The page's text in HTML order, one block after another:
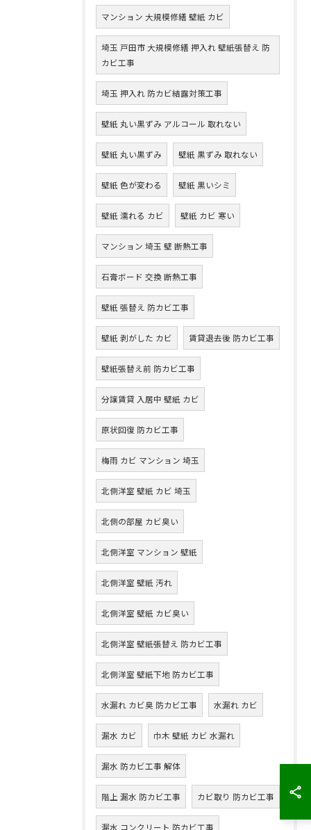
マンション 大規模修繕 壁紙 カビ
埼玉 戸田市 大規模修繕 押入れ 壁紙張替え 防
カビ工事
埼玉 押入れ 防カビ結露対策工事
壁紙 丸い黒ずみ アルコール 取れない
壁紙 丸い黒ずみ 壁紙 黒ずみ 取れない
壁紙 色が変わる 壁紙 黒いシミ
壁紙 濡れる カビ 壁紙 カビ 寒い
マンション 埼玉 壁 断熱工事
石膏ボード 交換 断熱工事
壁紙 張替え 防カビ工事
壁紙 剥がした カビ 賃貸退去後 防カビ工事
壁紙張替え前 防カビ工事
分譲賃貸 入居中 壁紙 カビ
原状回復 防カビ工事
梅雨 カビ マンション 埼玉
北側洋室 壁紙 カビ 埼玉
北側の部屋 カビ臭い
北側洋室 マンション 壁紙
北側洋室 壁紙 汚れ
北側洋室 壁紙 カビ臭い
北側洋室 壁紙張替え 防カビ工事
北側洋室 壁紙下地 防カビ工事
水漏れ カビ臭 防カビ工事 水漏れ カビ
漏水 カビ 巾木 壁紙 カビ 水漏れ
漏水 防カビ工事 解体
階上 漏水 防カビ工事 カビ取り 防カビ工事
漏水 コンクリート 防カビ工事